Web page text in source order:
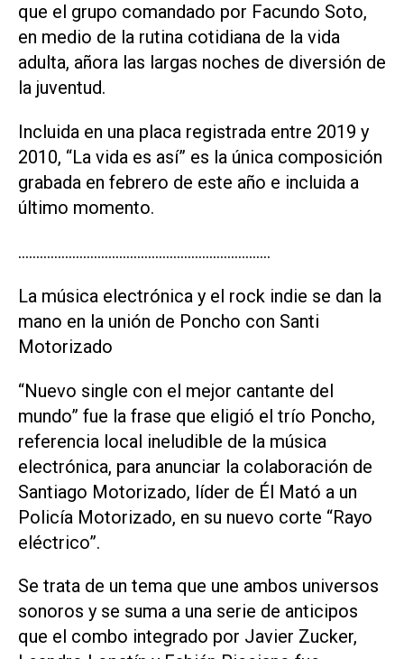
que el grupo comandado por Facundo Soto,
en medio de la rutina cotidiana de la vida
adulta, añora las largas noches de diversión de
la juventud.
Incluida en una placa registrada entre 2019 y
2010, “La vida es así” es la única composición
grabada en febrero de este año e incluida a
último momento.
…………………………………………………………….
La música electrónica y el rock indie se dan la
mano en la unión de Poncho con Santi
Motorizado
“Nuevo single con el mejor cantante del
mundo” fue la frase que eligió el trío Poncho,
referencia local ineludible de la música
electrónica, para anunciar la colaboración de
Santiago Motorizado, líder de Él Mató a un
Policía Motorizado, en su nuevo corte “Rayo
eléctrico”.
Se trata de un tema que une ambos universos
sonoros y se suma a una serie de anticipos
que el combo integrado por Javier Zucker,